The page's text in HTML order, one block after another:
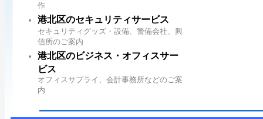
作
港北区のセキュリティサービス
セキュリティグッズ・設備、警備会社、興
信所のご案内
港北区のビジネス・オフィスサー
ビス
オフィスサプライ、会計事務所などのご案
内